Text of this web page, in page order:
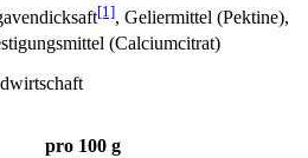
[1], Geliermittel (Pektine),
(Calciumcitrat)
pro 100 g